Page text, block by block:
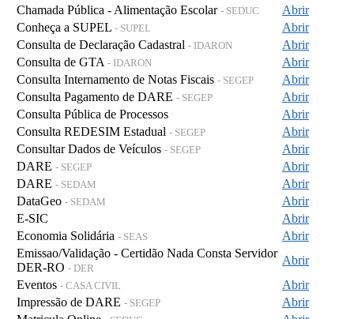
Chamada Pública - Alimentação Escolar - SEDUC
Abrir
Conheça a SUPEL - SUPEL
Abrir
Consulta de Declaração Cadastral - IDARON
Abrir
Consulta de GTA - IDARON
Abrir
Consulta Internamento de Notas Fiscais - SEGEP
Abrir
Consulta Pagamento de DARE - SEGEP
Abrir
Consulta Pública de Processos
Abrir
Consulta REDESIM Estadual - SEGEP
Abrir
Consultar Dados de Veículos - SEGEP
Abrir
DARE - SEGEP
Abrir
DARE - SEDAM
Abrir
DataGeo - SEDAM
Abrir
E-SIC
Abrir
Economia Solidária - SEAS
Abrir
Emissao/Validação - Certidão Nada Consta Servidor
DER-RO - DER
Abrir
Eventos - CASA CIVIL
Abrir
Impressão de DARE - SEGEP
Abrir